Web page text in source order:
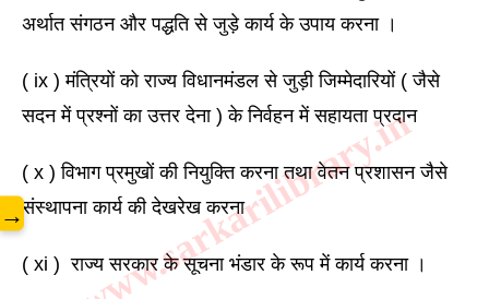
अर्थात संगठन और पद्धति से जुड़े कार्य के उपाय करना ।
( ix ) मंत्रियों को राज्य विधानमंडल से जुड़ी जिम्मेदारियों ( जैसे
सदन में प्रश्नों का उत्तर देना ) के निर्वहन में सहायता प्रदान
( x ) विभाग प्रमुखों की नियुक्ति करना तथा वेतन प्रशासन जैसे
संस्थापना कार्य की देखरेख करना
( xi )  राज्य सरकार के सूचना भंडार के रूप में कार्य करना ।
www.sarkarilibrary.in
→